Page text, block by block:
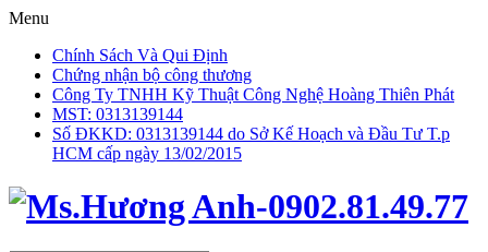
Menu
Chính Sách Và Qui Định
Chứng nhận bộ công thương
Công Ty TNHH Kỹ Thuật Công Nghệ Hoàng Thiên Phát
MST: 0313139144
Số ĐKKD: 0313139144 do Sở Kế Hoạch và Đầu Tư T.p
HCM cấp ngày 13/02/2015